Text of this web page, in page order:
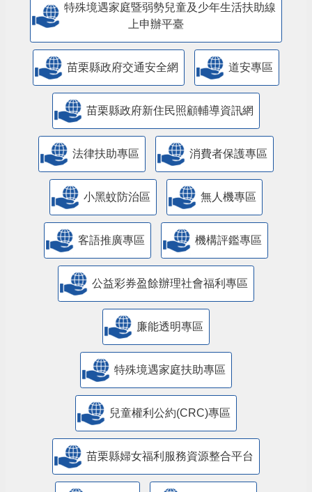
特殊境遇家庭暨弱勢兒童及少年生活扶助線
上申辦平臺
苗栗縣政府交通安全網 道安專區
苗栗縣政府新住民照顧輔導資訊網
法律扶助專區 消費者保護專區
小黑蚊防治區 無人機專區
客語推廣專區 機構評鑑專區
公益彩券盈餘辦理社會福利專區
廉能透明專區
特殊境遇家庭扶助專區
兒童權利公約(CRC)專區
苗栗縣婦女福利服務資源整合平台